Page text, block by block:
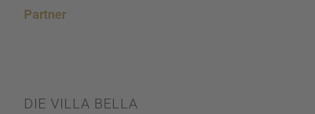
Partner
DIE VILLA BELLA